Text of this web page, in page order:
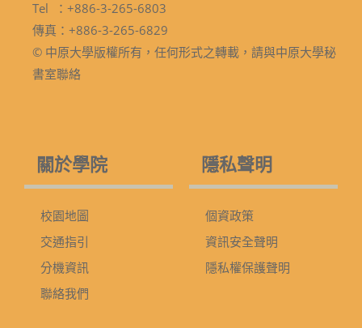
Tel ：+886-3-265-6803
傳真：+886-3-265-6829
© 中原大學版權所有，任何形式之轉載，請與中原大學秘
書室聯絡
關於學院
校園地圖
交通指引
分機資訊
聯絡我們
隱私聲明
個資政策
資訊安全聲明
隱私權保護聲明